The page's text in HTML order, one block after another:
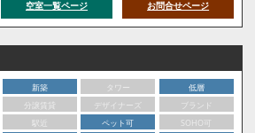
空室一覧ページ お問合せページ
新築 タワー
低層
分譲賃貸
デザイナーズ
ブランド
駅近
ペット可
SOHO可